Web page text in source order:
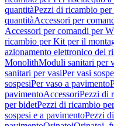
quantitàPezzi di ricambio per
quantitàAccessori per
Accessori per comandi per
ricambio per Kit per il
azionamento elettronico del
MonolithModuli sanitari per
sanitari per vasiPer vasi
sospesiPer vaso a pavimento
pavimentoAccessoriPezzi di
per bidetPezzi di ricambio
sospesi e a pavimentoPezzi